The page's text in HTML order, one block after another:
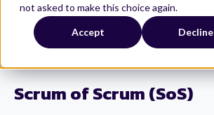
not asked to make this choice again.
Accept Decline
Scrum of Scrum (SoS)